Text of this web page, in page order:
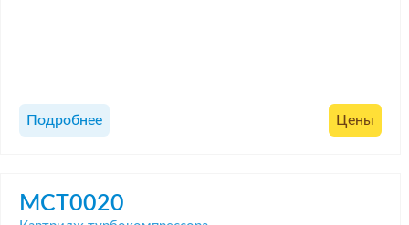
Подробнее Цены
MCT0020